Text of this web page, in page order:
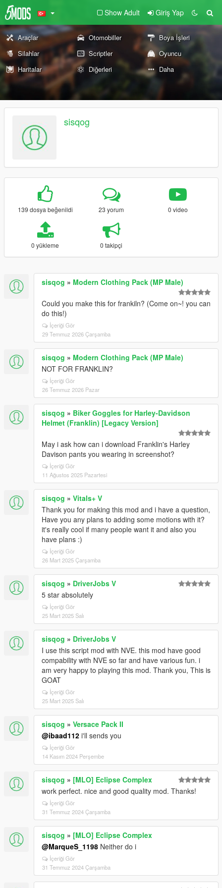
Show Adult Giriş Yap
Araçlar Otomobiller
Boya İşleri
Silahlar
Scriptler
Oyuncu
Haritalar
Diğerleri Daha
sisqog
139 dosya beğenildi 23 yorum 0 video
0 yükleme 0 takipçi
sisqog » Modern Clothing Pack (MP Male)
Could you make this for frankiln? (Come on~! you can
do this!)
İçeriği Gör
29 Temmuz 2026 Çarşamba
sisqog » Modern Clothing Pack (MP Male)
NOT FOR FRANKLIN?
İçeriği Gör
26 Temmuz 2026 Pazar
sisqog » Biker Goggles for Harley-Davidson
Helmet (Franklin) [Legacy Version]
May i ask how can i download Franklin's Harley
Davison pants you wearing in screenshot?
İçeriği Gör
11 Ağustos 2025 Pazartesi
sisqog » Vitals+ V
Thank you for making this mod and i have a question,
Have you any plans to adding some motions with it?
it's really cool if many people want it and also you
have plans :)
İçeriği Gör
26 Mart 2025 Çarşamba
sisqog » DriverJobs V
5 star absolutely
İçeriği Gör
25 Mart 2025 Salı
sisqog » DriverJobs V
I use this script mod with NVE. this mod have good
compability with NVE so far and have various fun. i
am very happy to playing this mod. Thank you, This is
GOAT
İçeriği Gör
25 Mart 2025 Salı
sisqog » Versace Pack II
@ibaad112 i'll sends you
İçeriği Gör
14 Kasım 2024 Perşembe
sisqog » [MLO] Eclipse Complex
work perfect. nice and good quality mod. Thanks!
İçeriği Gör
31 Temmuz 2024 Çarşamba
sisqog » [MLO] Eclipse Complex
@MarqueS_1198 Neither do i
İçeriği Gör
31 Temmuz 2024 Çarşamba